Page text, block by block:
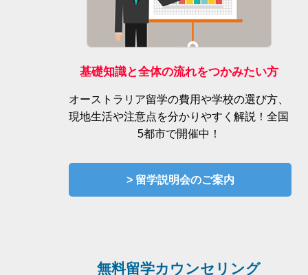
基礎知識と全体の流れをつかみたい方
オーストラリア留学の費用や学校の選び方、
現地生活や注意点を分かりやすく解説！全国
5都市で開催中！
> 留学説明会のご案内
無料留学カウンセリング